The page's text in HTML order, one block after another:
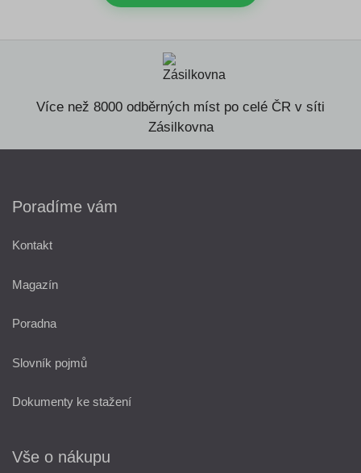
Více než 8000 odběrných míst po celé ČR v síti
Zásilkovna
Poradíme vám
Kontakt
Magazín
Poradna
Slovník pojmů
Dokumenty ke stažení
Vše o nákupu